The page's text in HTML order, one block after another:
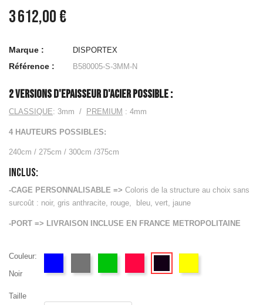
Haltères &
Supports
Barres de
& Racks
Autres
Barres &
Muscu
Accessoires
Lestés
Matériels pour
Power Rack,
CROSS
Elastiques &
3 612,00 €
Marque : DISPORTEX
Référence : B580005-S-3MM-N
2 VERSIONS D'EPAISSEUR D'ACIER POSSIBLE :
CLASSIQUE: 3mm / PREMIUM : 4mm
4 HAUTEURS POSSIBLES:
240cm / 275cm / 300cm /375cm
INCLUS:
-CAGE PERSONNALISABLE => Coloris de la structure au choix sans
surcoût : noir, gris anthracite, rouge, bleu, vert, jaune
-PORT => LIVRAISON INCLUSE EN FRANCE METROPOLITAINE
Couleur:
Noir
Taille